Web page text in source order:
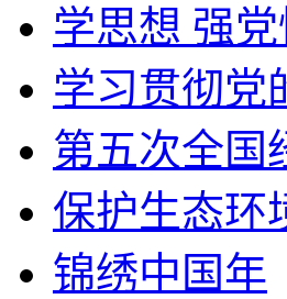
学思想 强
学习贯彻党
第五次全国
保护生态环
锦绣中国年